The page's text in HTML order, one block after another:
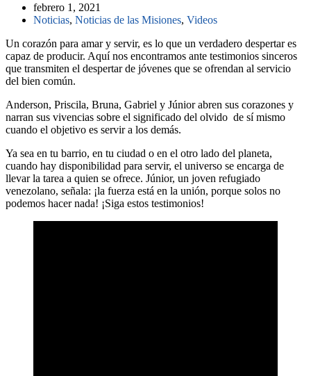
febrero 1, 2021
Noticias, Noticias de las Misiones, Videos
Un corazón para amar y servir, es lo que un verdadero despertar es
capaz de producir. Aquí nos encontramos ante testimonios sinceros
que transmiten el despertar de jóvenes que se ofrendan al servicio
del bien común.
Anderson, Priscila, Bruna, Gabriel y Júnior abren sus corazones y
narran sus vivencias sobre el significado del olvido de sí mismo
cuando el objetivo es servir a los demás.
Ya sea en tu barrio, en tu ciudad o en el otro lado del planeta,
cuando hay disponibilidad para servir, el universo se encarga de
llevar la tarea a quien se ofrece. Júnior, un joven refugiado
venezolano, señala: ¡la fuerza está en la unión, porque solos no
podemos hacer nada! ¡Siga estos testimonios!